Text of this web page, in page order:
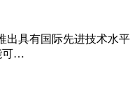
出具有国际先进技术水
可…